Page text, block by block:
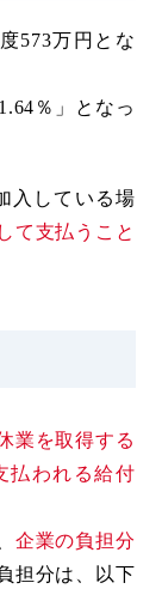
573万円とな
％」となっ
入している場
て支払うこと
業を取得する
払われる給付
企業の負担分
担分は、以下